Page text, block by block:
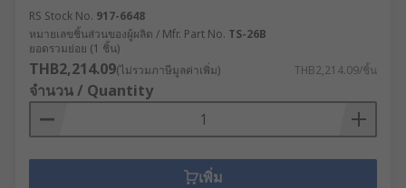
RS Stock No. 917-6648
หมายเลขชิ้นส่วนของผู้ผลิต / Mfr. Part No. TS-26B
ยอดรวมย่อย (1 ชิ้น)
THB2,214.09(ไม่รวมภาษีมูลค่าเพิ่ม) THB2,214.09/ชิ้น
จำนวน / Quantity
เพิ่ม